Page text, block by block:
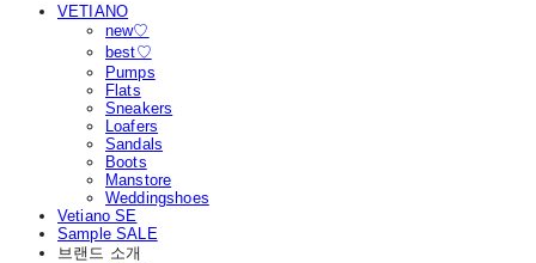
VETIANO
new♡
best♡
Pumps
Flats
Sneakers
Loafers
Sandals
Boots
Manstore
Weddingshoes
Vetiano SE
Sample SALE
브랜드 소개